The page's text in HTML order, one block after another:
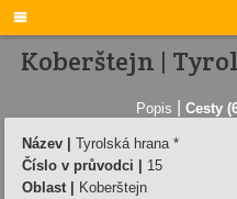

Koberštejn |
Popis Cesty
Název |
Tyrolská hrana *
Číslo v průvodci |
15
Oblast |
Koberštejn